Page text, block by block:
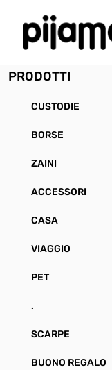
PRODOTTI
CUSTODIE
BORSE
ZAINI
ACCESSORI
CASA
VIAGGIO
PET
.
SCARPE
BUONO REGALO